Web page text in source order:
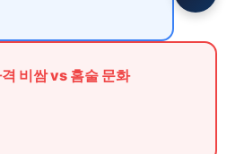
비쌈 vs 홈술 문화